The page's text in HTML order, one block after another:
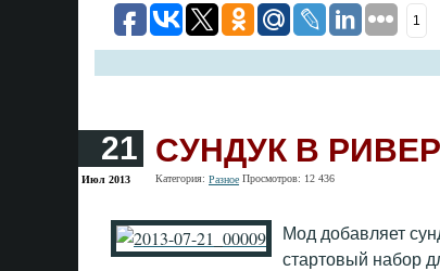
1
Мод добавляет
стартовый набор
21
Июл 2013
СУНДУК В
Категория: Разное Просмотров: 12 436